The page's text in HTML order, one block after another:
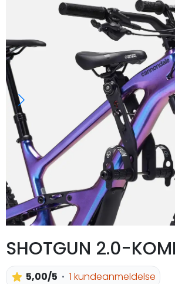
SHOTGUN 2.0-
5,00/5
1 kundeanmeldelse